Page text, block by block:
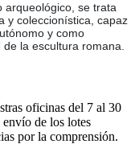
arqueológico, se trata
y coleccionística, capaz
y como
la escultura romana.
oficinas del 7 al 30
de los lotes
por la comprensión.